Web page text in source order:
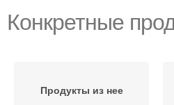
Конкретные
Продукты из нее